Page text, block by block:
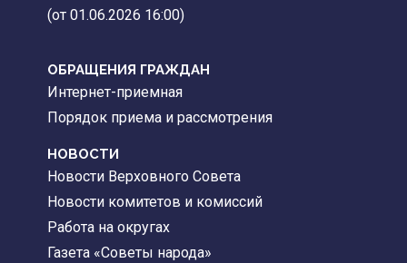
(от 01.06.2026 16:00)
ОБРАЩЕНИЯ ГРАЖДАН
Интернет-приемная
Порядок приема и рассмотрения
НОВОСТИ
Новости Верховного Совета
Новости комитетов и комиссий
Работа на округах
Газета «Советы народа»